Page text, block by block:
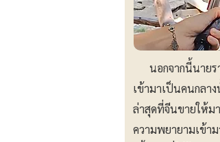
นอกจากนี้นายรา
เข้ามาเป็นคนกลา
ล่าสุดที่จีนขายให้ม
ความพยายามเข้า